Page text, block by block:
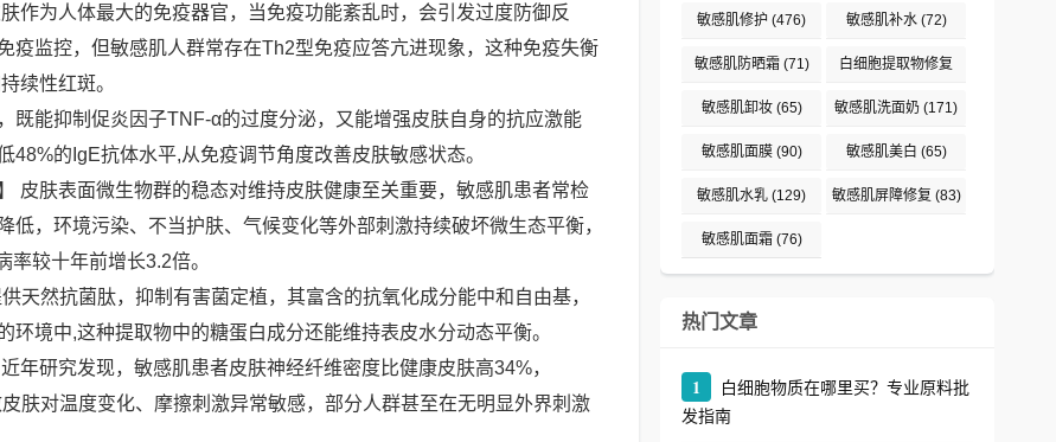
作为人体最大的免疫器官，当免疫功能紊乱时，会引发过度防御反
疫监控，但敏感肌人群常存在Th2型免疫应答亢进现象，这种免疫失衡
续性红斑。
既能抑制促炎因子TNF-α的过度分泌，又能增强皮肤自身的抗应激能
的IgE抗体水平,从免疫调节角度改善皮肤敏感状态。
皮肤表面微生物群的稳态对维持皮肤健康至关重要，敏感肌患者常检
，环境污染、不当护肤、气候变化等外部刺激持续破坏微生态平衡，
较十年前增长3.2倍。
天然抗菌肽，抑制有害菌定植，其富含的抗氧化成分能中和自由基，
境中,这种提取物中的糖蛋白成分还能维持表皮水分动态平衡。
研究发现，敏感肌患者皮肤神经纤维密度比健康皮肤高34%，
肤对温度变化、摩擦刺激异常敏感，部分人群甚至在无明显外界刺激
(477)
敏感肌修护 (476) 敏感肌补水(72)
敏感肌防晒霜(71) 白细胞提取物修复
(242)
敏感肌卸妆(65) 敏感肌洗面奶 (171)
敏感肌面膜(90) 敏感肌美白 (65)
敏感肌水乳 (129) 敏感肌屏障修复 (83)
敏感肌面霜(76)
热门文章
1
白细胞物质在哪里买？专业原料批
发指南